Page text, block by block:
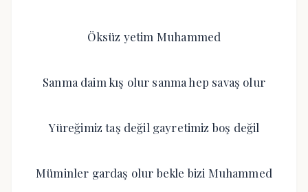
Öksüz yetim Muhammed
Sanma daim kış olur sanma hep savaş olur
Yüreğimiz taş değil gayretimiz boş değil
Müminler gardaş olur bekle bizi Muhammed